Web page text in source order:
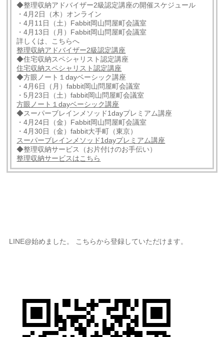
◆整理収納アドバイザー2級認定講座の開催スケジュール
・4月2日（木）オンライン
・4月11日（土）Fabbit岡山問屋町会議室
・4月13日（月）Fabbit岡山問屋町会議室
詳しくは、こちらへ
整理収納アドバイザー2級認定講座
◆住宅収納スペシャリスト認定講座
住宅収納スペシャリスト認定講座
◆方眼ノート１dayベーシック講座
・4月6日（月）fabbit岡山問屋町会議室
・5月23日（土）fabbit岡山問屋町会議室
方眼ノート１dayベーシック講座
◆スーパーブレインメソッド1dayプレミアム講座
・4月24日（金）Fabbit岡山問屋町会議室
・4月30日（金）fabbit大手町（東京）
スーパーブレインメソッド1dayプレミアム講座
◆整理収納サービス（お片付けのお手伝い）
整理収納サービスはこちら
LINE@始めました。 こちらから登録していただけます。